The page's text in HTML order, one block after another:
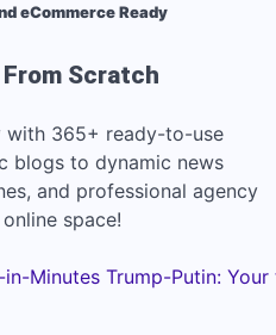
eCommerce Ready
Scratch
365+ ready-to-use
blogs to dynamic news
and professional agency
space!